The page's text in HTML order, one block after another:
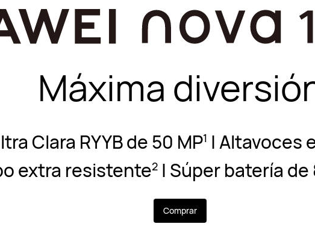
Máxima
Clara RYYB de 50 MP⁠1 | Altavoces
extra resistente⁠2 | Súper batería
Comprar